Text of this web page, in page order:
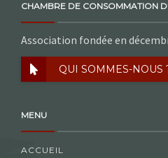
CHAMBRE DE CONSOMMATION
Association fondée en
QUI SOMMES-NOUS
MENU
ACCUEIL